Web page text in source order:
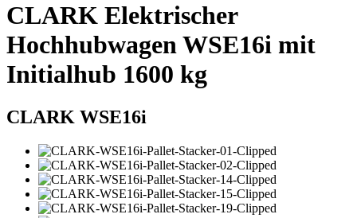
CLARK Elektrischer
Hochhubwagen WSE16i mit
Initialhub 1600 kg
CLARK WSE16i